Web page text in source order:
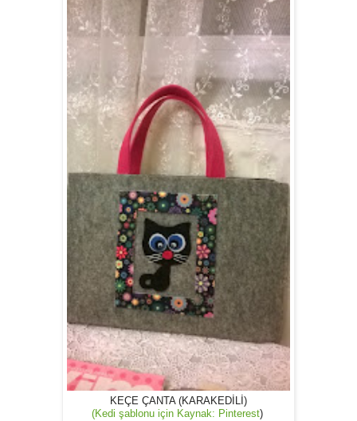
KEÇE ÇANTA (KARAKEDİLİ)
(Kedi şablonu için Kaynak: Pinterest)